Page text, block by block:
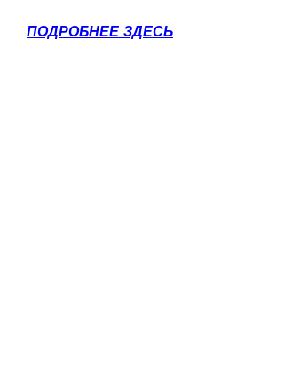
ПОДРОБНЕЕ ЗДЕСЬ